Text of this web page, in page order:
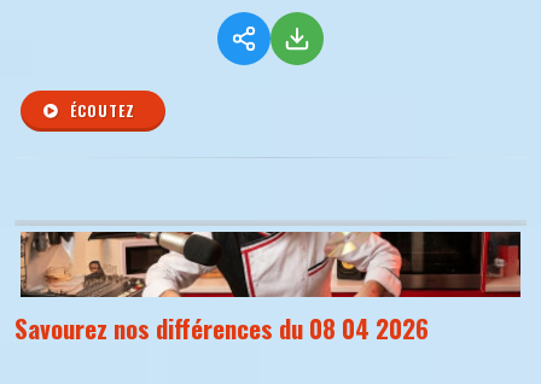
ÉCOUTEZ
Savourez nos différences du 08 04 2026